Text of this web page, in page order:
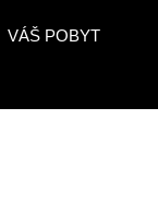
VÁŠ POBYT